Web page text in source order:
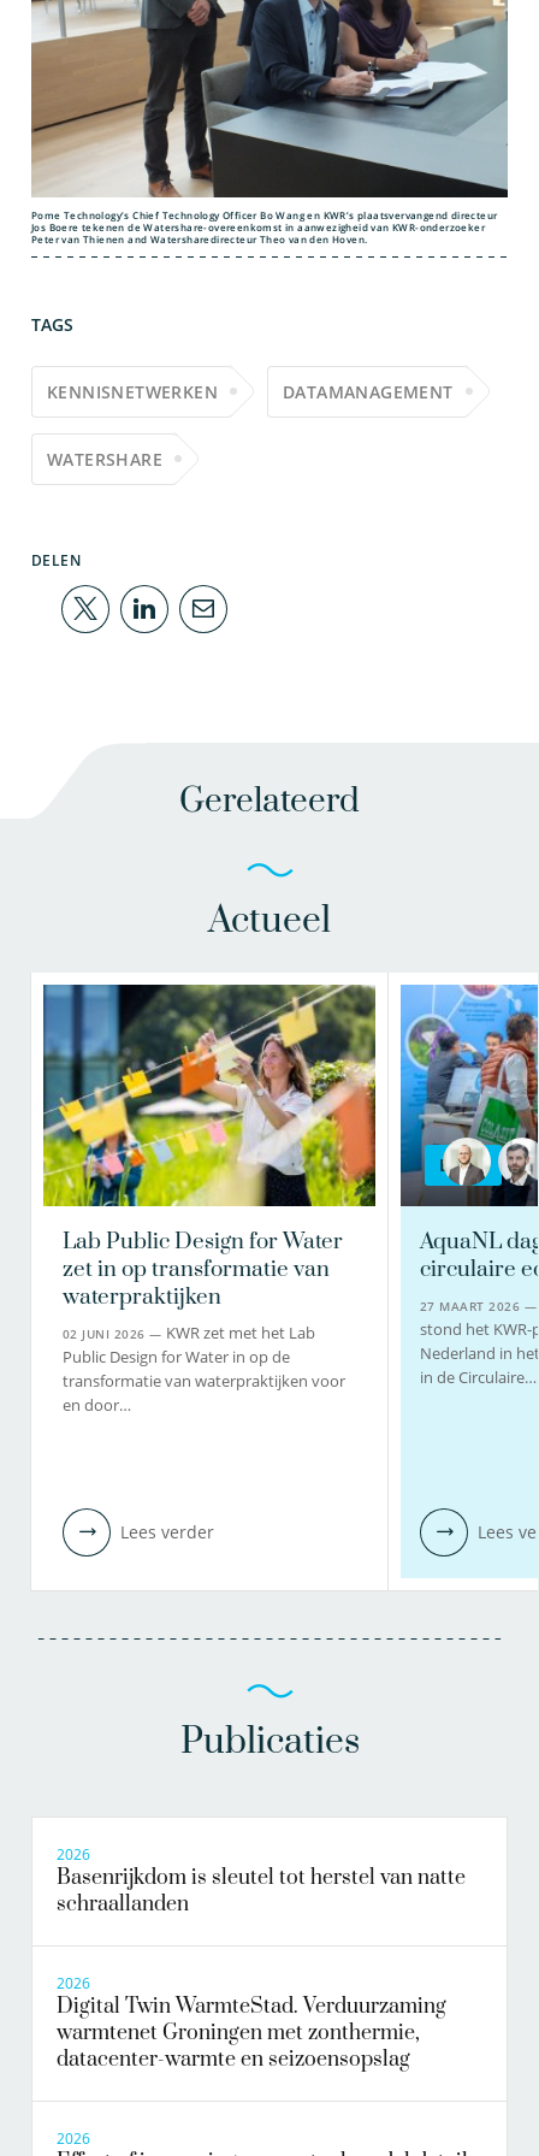
Pome Technology’s Chief Technology Officer Bo Wang en KWR’s plaatsvervangend directeur
Jos Boere tekenen de Watershare-overeenkomst in aanwezigheid van KWR-onderzoeker
Peter van Thienen and Watersharedirecteur Theo van den Hoven.
TAGS
KENNISNETWERKEN DATAMANAGEMENT
WATERSHARE
DELEN
Gerelateerd
Actueel
Lab Public Design for Water
zet in op transformatie van
waterpraktijken
02 JUNI 2026 — KWR zet met het Lab
Public Design for Water in op de
transformatie van waterpraktijken voor
en door…
Lees verder
BLOG
AquaNL
circulaire
27 MAART 2026
stond het
Nederland in
in de Circulaire…
Lees
Publicaties
2026
Basenrijkdom is sleutel tot herstel van natte
schraallanden
2026
Digital Twin WarmteStad. Verduurzaming
warmtenet Groningen met zonthermie,
datacenter-warmte en seizoensopslag
2026